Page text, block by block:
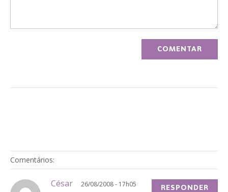
Comentários:
César 26/08/2008 - 17h05 RESPONDER